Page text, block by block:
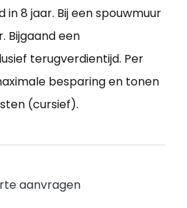
8 jaar. Bij een spouwmuur
Bijgaand een
terugverdientijd. Per
besparing en tonen
(cursief).
aanvragen